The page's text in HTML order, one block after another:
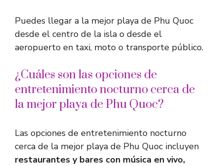
Puedes llegar a la mejor playa de Phu Quoc
desde el centro de la isla o desde el
aeropuerto en taxi, moto o transporte público.
¿Cuáles son las opciones de
entretenimiento nocturno cerca de
la mejor playa de Phu Quoc?
Las opciones de entretenimiento nocturno
cerca de la mejor playa de Phu Quoc incluyen
restaurantes y bares con música en vivo,